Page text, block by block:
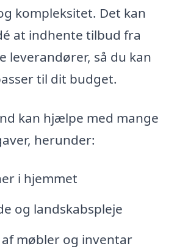
kompleksitet. Det kan
at indhente tilbud fra
leverandører, så du kan
til dit budget.
kan hjælpe med mange
herunder:
i hjemmet
og landskabspleje
møbler og inventar